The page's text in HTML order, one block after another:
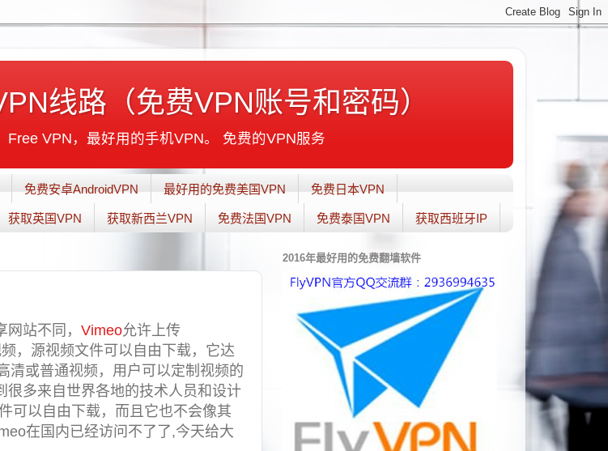
线路（免费VPN账号和密码）
VPN，最好用的手机VPN。 免费的VPN服务
免费安卓AndroidVPN 最好用的免费美国VPN 免费日本VPN
获取英国VPN 获取新西兰VPN 免费法国VPN 免费泰国VPN 获取西班牙IP
站不同， Vimeo允许上传
，源视频文件可以自由下载，它达
清或普通视频，用户可以定制视频的
很多来自世界各地的技术人员和设计
可以自由下载，而且它也不会像其
在国内已经访问不了了,今天给大
2016年最好用的免费翻墙软件